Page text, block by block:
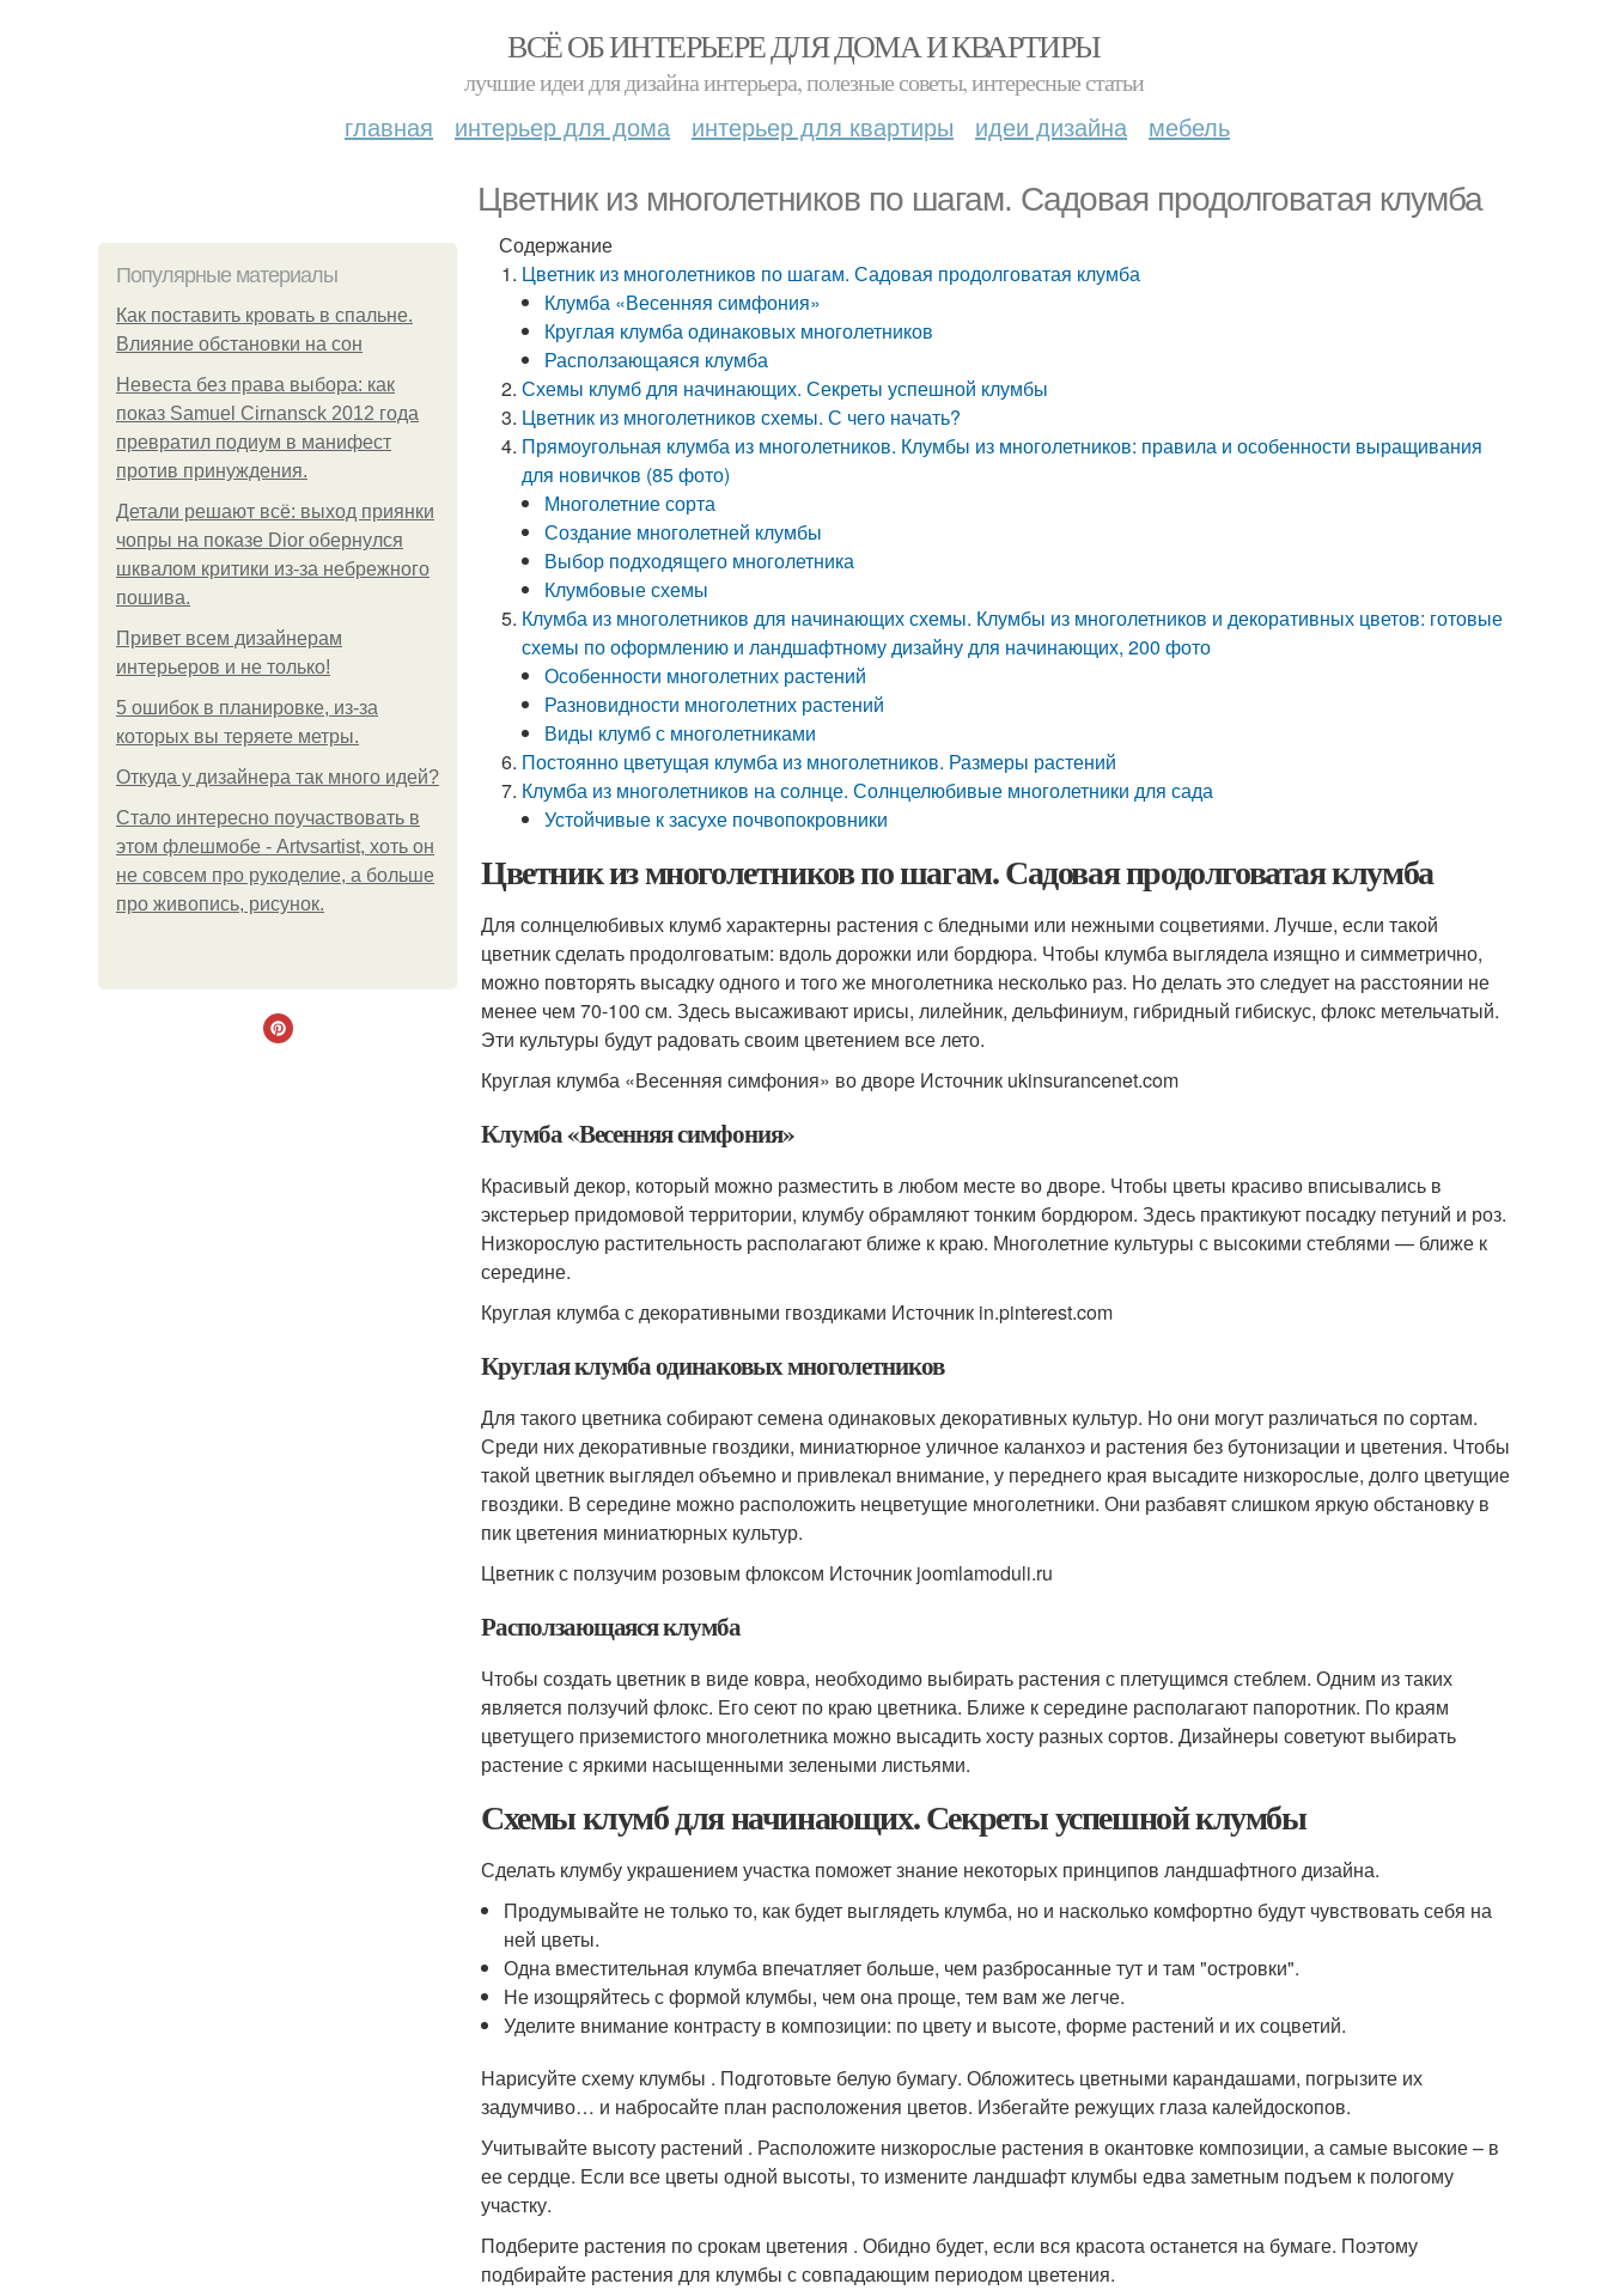
ВСЁ ОБ ИНТЕРЬЕРЕ ДЛЯ ДОМА И КВАРТИРЫ
лучшие идеи для дизайна интерьера, полезные советы, интересные статьи
главная интерьер для дома интерьер для квартиры идеи дизайна мебель
Цветник из многолетников по шагам. Садовая продолговатая клумба
Популярные материалы
Как поставить кровать в спальне.
Влияние обстановки на сон
Невеста без права выбора: как
показ Samuel Cirnansck 2012 года
превратил подиум в манифест
против принуждения.
Детали решают всё: выход приянки
чопры на показе Dior обернулся
шквалом критики из-за небрежного
пошива.
Привет всем дизайнерам
интерьеров и не только!
5 ошибок в планировке, из-за
которых вы теряете метры.
Откуда у дизайнера так много идей?
Стало интересно поучаствовать в
этом флешмобе - Artvsartist, хоть он
не совсем про рукоделие, а больше
про живопись, рисунок.
Содержание
Цветник из многолетников по шагам. Садовая продолговатая клумба
Клумба «Весенняя симфония»
Круглая клумба одинаковых многолетников
Расползающаяся клумба
Схемы клумб для начинающих. Секреты успешной клумбы
Цветник из многолетников схемы. С чего начать?
Прямоугольная клумба из многолетников. Клумбы из многолетников: правила и особенности выращивания
для новичков (85 фото)
Многолетние сорта
Создание многолетней клумбы
Выбор подходящего многолетника
Клумбовые схемы
Клумба из многолетников для начинающих схемы. Клумбы из многолетников и декоративных цветов: готовые
схемы по оформлению и ландшафтному дизайну для начинающих, 200 фото
Особенности многолетних растений
Разновидности многолетних растений
Виды клумб с многолетниками
Постоянно цветущая клумба из многолетников. Размеры растений
Клумба из многолетников на солнце. Солнцелюбивые многолетники для сада
Устойчивые к засухе почвопокровники
Цветник из многолетников по шагам. Садовая продолговатая клумба
Для солнцелюбивых клумб характерны растения с бледными или нежными соцветиями. Лучше, если такой
цветник сделать продолговатым: вдоль дорожки или бордюра. Чтобы клумба выглядела изящно и симметрично,
можно повторять высадку одного и того же многолетника несколько раз. Но делать это следует на расстоянии не
менее чем 70-100 см. Здесь высаживают ирисы, лилейник, дельфиниум, гибридный гибискус, флокс метельчатый.
Эти культуры будут радовать своим цветением все лето.
Круглая клумба «Весенняя симфония» во дворе Источник ukinsurancenet.com
Клумба «Весенняя симфония»
Красивый декор, который можно разместить в любом месте во дворе. Чтобы цветы красиво вписывались в
экстерьер придомовой территории, клумбу обрамляют тонким бордюром. Здесь практикуют посадку петуний и роз.
Низкорослую растительность располагают ближе к краю. Многолетние культуры с высокими стеблями — ближе к
середине.
Круглая клумба с декоративными гвоздиками Источник in.pinterest.com
Круглая клумба одинаковых многолетников
Для такого цветника собирают семена одинаковых декоративных культур. Но они могут различаться по сортам.
Среди них декоративные гвоздики, миниатюрное уличное каланхоэ и растения без бутонизации и цветения. Чтобы
такой цветник выглядел объемно и привлекал внимание, у переднего края высадите низкорослые, долго цветущие
гвоздики. В середине можно расположить нецветущие многолетники. Они разбавят слишком яркую обстановку в
пик цветения миниатюрных культур.
Цветник с ползучим розовым флоксом Источник joomlamoduli.ru
Расползающаяся клумба
Чтобы создать цветник в виде ковра, необходимо выбирать растения с плетущимся стеблем. Одним из таких
является ползучий флокс. Его сеют по краю цветника. Ближе к середине располагают папоротник. По краям
цветущего приземистого многолетника можно высадить хосту разных сортов. Дизайнеры советуют выбирать
растение с яркими насыщенными зелеными листьями.
Схемы клумб для начинающих. Секреты успешной клумбы
Сделать клумбу украшением участка поможет знание некоторых принципов ландшафтного дизайна.
Продумывайте не только то, как будет выглядеть клумба, но и насколько комфортно будут чувствовать себя на
ней цветы.
Одна вместительная клумба впечатляет больше, чем разбросанные тут и там "островки".
Не изощряйтесь с формой клумбы, чем она проще, тем вам же легче.
Уделите внимание контрасту в композиции: по цвету и высоте, форме растений и их соцветий.
Нарисуйте схему клумбы . Подготовьте белую бумагу. Обложитесь цветными карандашами, погрызите их
задумчиво… и набросайте план расположения цветов. Избегайте режущих глаза калейдоскопов.
Учитывайте высоту растений . Расположите низкорослые растения в окантовке композиции, а самые высокие – в
ее сердце. Если все цветы одной высоты, то измените ландшафт клумбы едва заметным подъем к пологому
участку.
Подберите растения по срокам цветения . Обидно будет, если вся красота останется на бумаге. Поэтому
подбирайте растения для клумбы с совпадающим периодом цветения.